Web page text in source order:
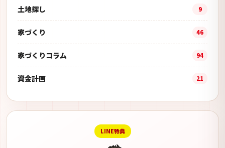
土地探し 9
家づくり 46
家づくりコラム 94
資金計画 21
LINE特典